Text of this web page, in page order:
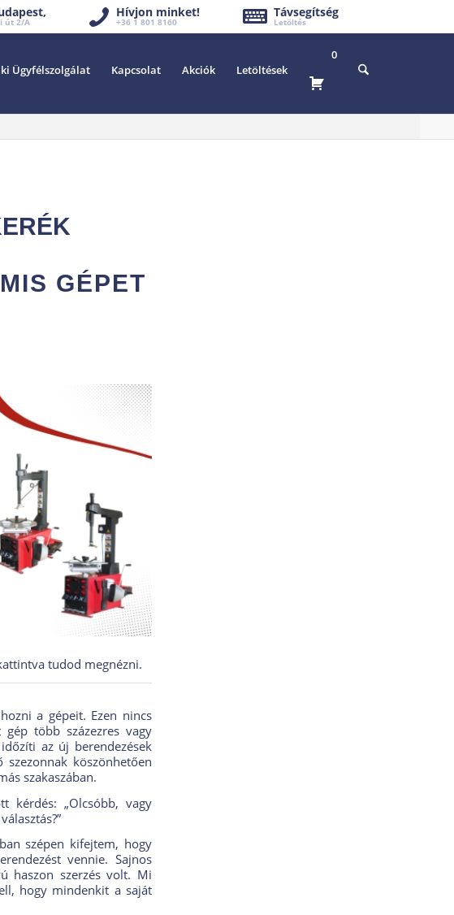
út 2/A
Hívjon minket!
+36 1 801 8160
Távsegítség
Letöltés
Ügyfélszolgálat Kapcsolat Akciók Letöltések
0
GÉPET
tudod megnézni.
a gépeit. Ezen nincs
több százezres vagy
az új berendezések
köszönhetően
szakaszában.
kérdés: „Olcsóbb, vagy
szépen kifejtem, hogy
vennie. Sajnos
haszon szerzés volt. Mi
hogy mindenkit a saját